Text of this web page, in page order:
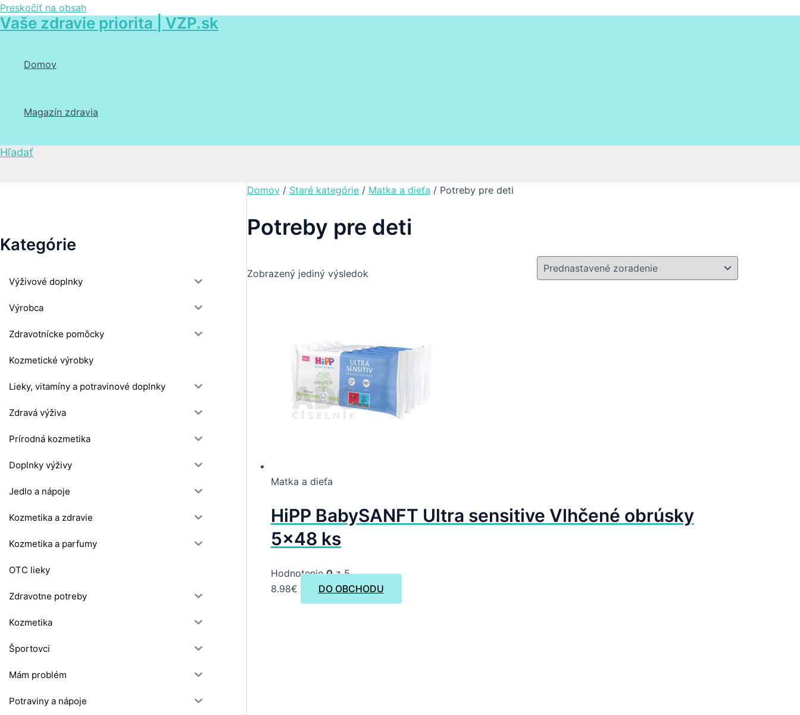
Preskočiť na obsah
Vaše zdravie priorita | VZP.sk
Domov
Magazín zdravia
Hľadať
Kategórie
Výživové doplnky
Výrobca
Zdravotnícke pomôcky
Kozmetické výrobky
Lieky, vitamíny a potravinové doplnky
Zdravá výživa
Prírodná kozmetika
Doplnky výživy
Jedlo a nápoje
Kozmetika a zdravie
Kozmetika a parfumy
OTC lieky
Zdravotne potreby
Kozmetika
Športovci
Mám problém
Potraviny a nápoje
Domov/ Staré kategórie/ Matka a dieťa / Potreby pre deti
Potreby pre deti
Zobrazený jediný výsledok
Matka a dieťa
HiPP BabySANFT Ultra sensitive Vlhčené obrúsky
5×48 ks
Hodnotenie0z 5
8.98€ DO OBCHODU